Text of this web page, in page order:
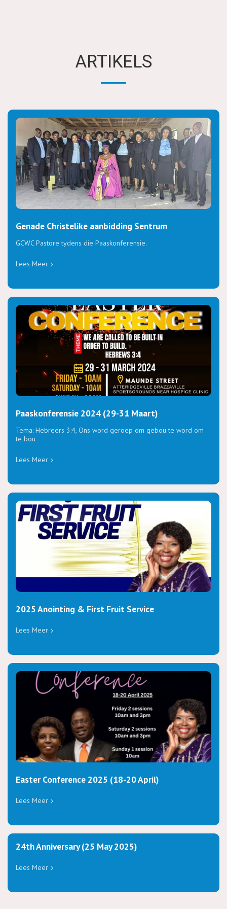
ARTIKELS
Genade Christelike aanbidding Sentrum
GCWC Pastore tydens die Paaskonferensie.
Lees Meer
Paaskonferensie 2024 (29-31 Maart)
Tema: Hebreërs 3:4, Ons word geroep om gebou te word om
te bou
Lees Meer
2025 Anointing & First Fruit Service
Lees Meer
Easter Conference 2025 (18-20 April)
Lees Meer
24th Anniversary (25 May 2025)
Lees Meer